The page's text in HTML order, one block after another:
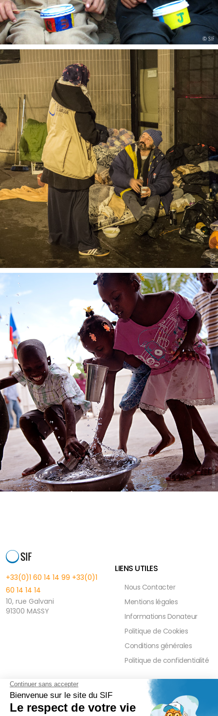
+33(0)1 60 14 14 99 +33(0)1
60 14 14 14
10, rue Galvani
91300 MASSY
LIENS UTILES
Nous Contacter
Mentions légales
Informations Donateur
Politique de Cookies
Conditions générales
Politique de confidentialité
FAQ
Réduction Fiscale
PRESSE ET PARTENAIRE
Contact Presse